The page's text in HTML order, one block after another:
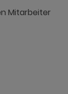
Mitarbeiter